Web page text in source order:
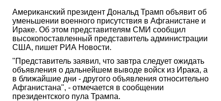
Американский президент Дональд Трамп объявит об
уменьшении военного присутствия в Афганистане и
Ираке. Об этом представителям СМИ сообщил
высокопоставленный представитель администрации
США, пишет РИА Новости.
"Представитель заявил, что завтра следует ожидать
объявления о дальнейшем выводе войск из Ирака, а
в ближайшие дни - другого объявления относительно
Афганистана", - отмечается в сообщении
президентского пула Трампа.